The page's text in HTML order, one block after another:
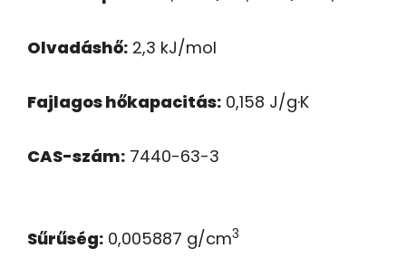
Olvadáshő: 2,3 kJ/mol
Fajlagos hőkapacitás: 0,158 J/g·K
CAS-szám: 7440-63-3
Sűrűség: 0,005887 g/cm3